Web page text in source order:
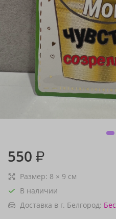
550 ₽
Размер: 8 × 9 см
В наличии
Доставка в г. Белгород: